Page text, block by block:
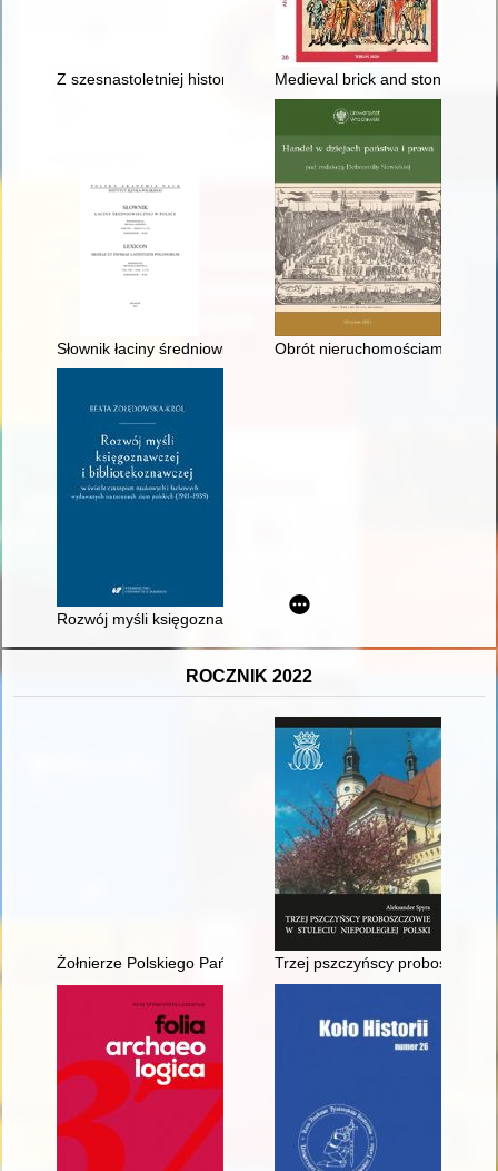
Z szesnastoletniej historii Państwowej Uczelni im. Stefana
Medieval brick and stone
Słownik łaciny średniowiecznej w Polsce. T. 8, z. 11 (73),
Obrót nieruchomościami w
Rozwój myśli księgoznawczej i bibliotekoznawczej w świetle
ROCZNIK 2022
Żołnierze Polskiego Państwa Podziemnego Obwodu Armii
Trzej pszczyńscy